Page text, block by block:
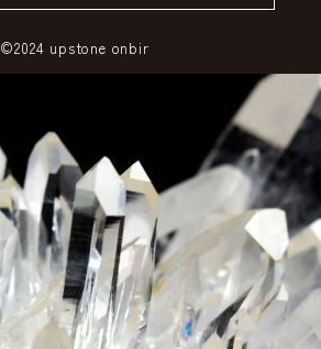
©2024 upstone onbir